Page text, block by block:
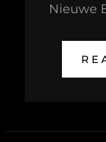
Nieuwe